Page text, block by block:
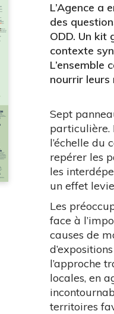
L’Agence a
des
ODD. Un kit
contexte
nourrir leurs
Sept
particulière.
l’échelle du
repérer les
les
un effet
Les
face à
causes de
l’approche
locales, en
territoires